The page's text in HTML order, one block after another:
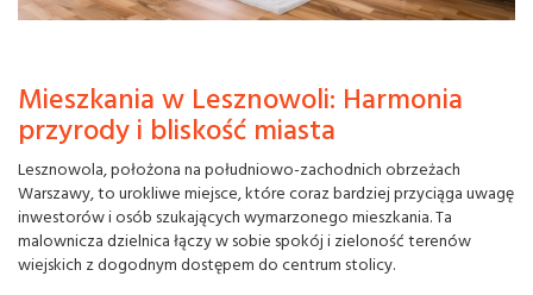
Mieszkania w Lesznowoli: Harmonia
przyrody i bliskość miasta
Lesznowola, położona na południowo-zachodnich obrzeżach
Warszawy, to urokliwe miejsce, które coraz bardziej przyciąga uwagę
inwestorów i osób szukających wymarzonego mieszkania. Ta
malownicza dzielnica łączy w sobie spokój i zieloność terenów
wiejskich z dogodnym dostępem do centrum stolicy.